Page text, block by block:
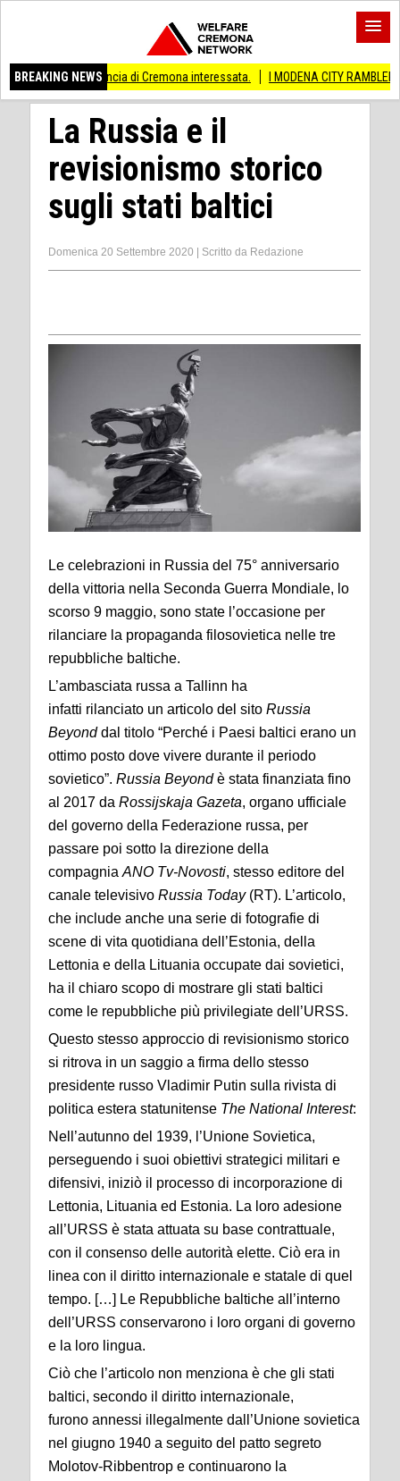
BREAKING NEWS
di Cremona interessata. I MODENA CITY RAMBLERS ARRIVANO A
La Russia e il
revisionismo storico
sugli stati baltici
Domenica 20 Settembre 2020 Scritto da Redazione
Le celebrazioni in Russia del 75° anniversario
della vittoria nella Seconda Guerra Mondiale, lo
scorso 9 maggio, sono state l’occasione per
rilanciare la propaganda filosovietica nelle tre
repubbliche baltiche.
L’ambasciata russa a Tallinn ha
infatti rilanciato un articolo del sito Russia
Beyonddal titolo “Perché i Paesi baltici erano un
ottimo posto dove vivere durante il periodo
sovietico”. Russia Beyondè stata finanziata fino
al 2017 da Rossijskaja Gazeta, organo ufficiale
del governo della Federazione russa, per
passare poi sotto la direzione della
compagnia ANO Tv-Novosti, stesso editore del
canale televisivo Russia Today(RT). L’articolo,
che include anche una serie di fotografie di
scene di vita quotidiana dell’Estonia, della
Lettonia e della Lituania occupate dai sovietici,
ha il chiaro scopo di mostrare gli stati baltici
come le repubbliche più privilegiate dell’URSS.
Questo stesso approccio di revisionismo storico
si ritrova in un saggio a firma dello stesso
presidente russo Vladimir Putin sulla rivista di
politica estera statunitense The National Interest:
Nell’autunno del 1939, l’Unione Sovietica,
perseguendo i suoi obiettivi strategici militari e
difensivi, iniziò il processo di incorporazione di
Lettonia, Lituania ed Estonia. La loro adesione
all’URSS è stata attuata su base contrattuale,
con il consenso delle autorità elette. Ciò era in
linea con il diritto internazionale e statale di quel
tempo. […] Le Repubbliche baltiche all’interno
dell’URSS conservarono i loro organi di governo
e la loro lingua.
Ciò che l’articolo non menziona è che gli stati
baltici, secondo il diritto internazionale,
furono annessi illegalmente dall’Unione sovietica
nel giugno 1940 a seguito del patto segreto
Molotov-Ribbentrop e continuarono la